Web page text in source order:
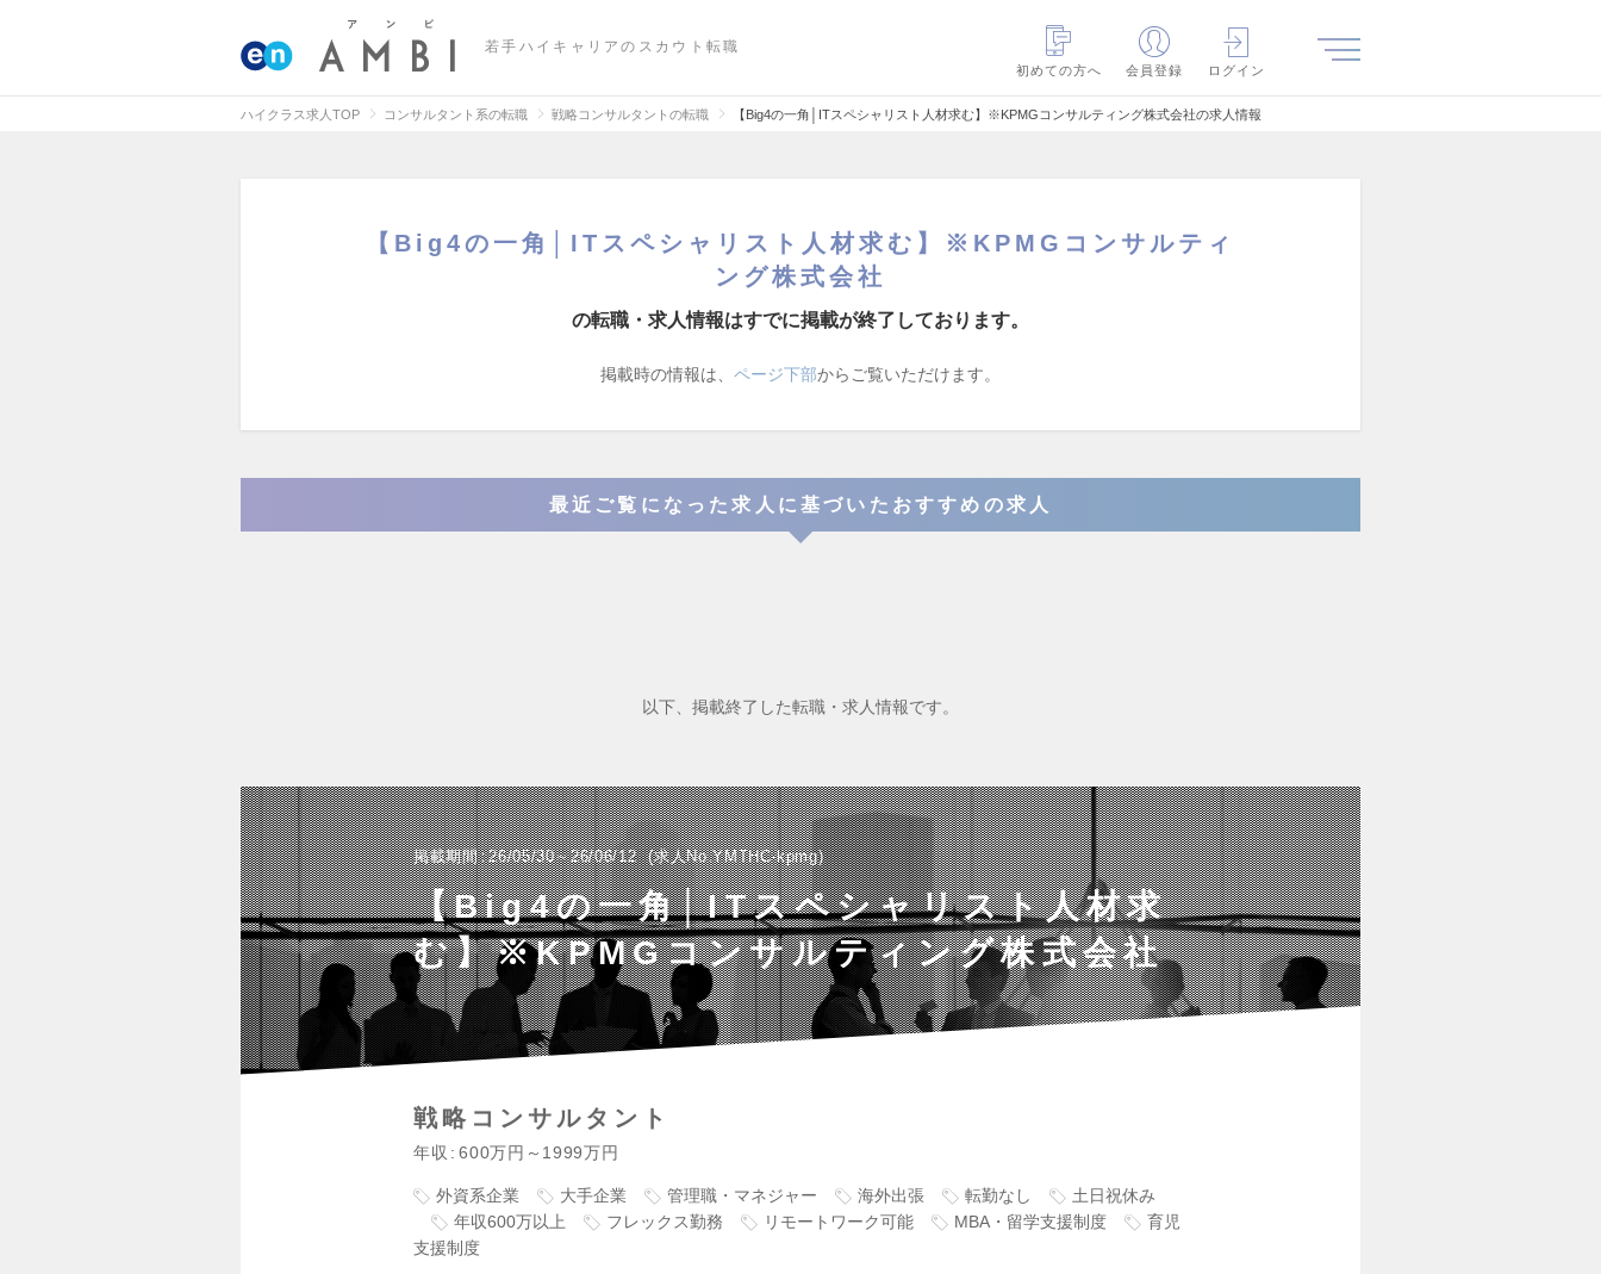
若手ハイキャリアのスカウト転職
初めての方へ
会員登録 ログイン
ハイクラス求人TOP コンサルタント系の転職 戦略コンサルタントの転職 【Big4の一角│ITスペシャリスト人材求む】※KPMGコンサルティング株式会社の求人情報
【Big4の一角│ITスペシャリスト人材求む】※KPMGコンサルティ
ング株式会社
の転職・求人情報はすでに掲載が終了しております。
掲載時の情報は、 ページ下部からご覧いただけます。
最近ご覧になった求人に基づいたおすすめの求人
以下、掲載終了した転職・求人情報です。
掲載期間 26/05/30～26/06/12 求人No.YMTHC-kpmg
【Big4の一角│ITスペシャリスト人材求
む】※KPMGコンサルティング株式会社
戦略コンサルタント
年収 600万円～1999万円
外資系企業 大手企業 管理職・マネジャー 海外出張 転勤なし
土日祝休み
年収600万以上
フレックス勤務 リモートワーク可能 MBA・留学支援制度
育児
支援制度